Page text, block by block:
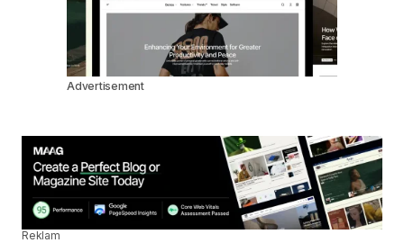
Advertisement
Reklam